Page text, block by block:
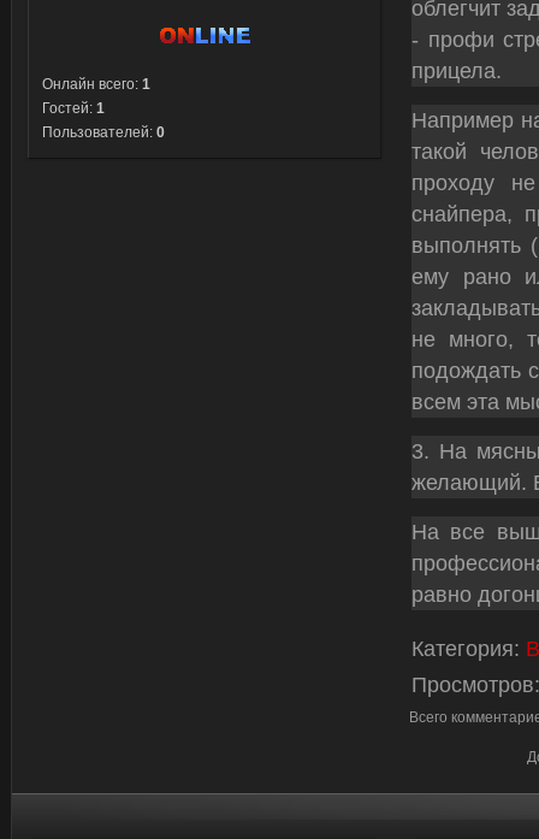
облегчит
- профи
прицела.
Например
такой
проходу
снайпера,
выполнять
ему рано
не много,
подождать
всем эта
3. На
желающий.
На все
равно
Категория:
Просмотров
Всего
Онлайн всего: 1
Гостей: 1
Пользователей: 0